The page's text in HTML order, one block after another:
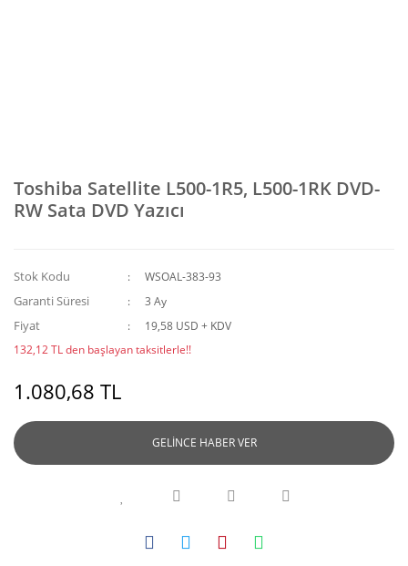
Toshiba Satellite L500-1R5, L500-1RK DVD-
RW Sata DVD Yazıcı
Stok Kodu WSOAL-383-93
Garanti Süresi 3 Ay
Fiyat
19,58 USD + KDV
132,12 TL den başlayan taksitlerle!!
1.080,68 TL
GELİNCE HABER VER